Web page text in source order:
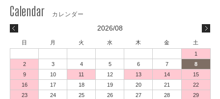
2026/08
日 月 火 水 木 金
土
1
2
3 4 5 6 7
8
9
10 11 12 13 14
15
16
17 18 19 20 21
22
23
24 25 26 27 28
29